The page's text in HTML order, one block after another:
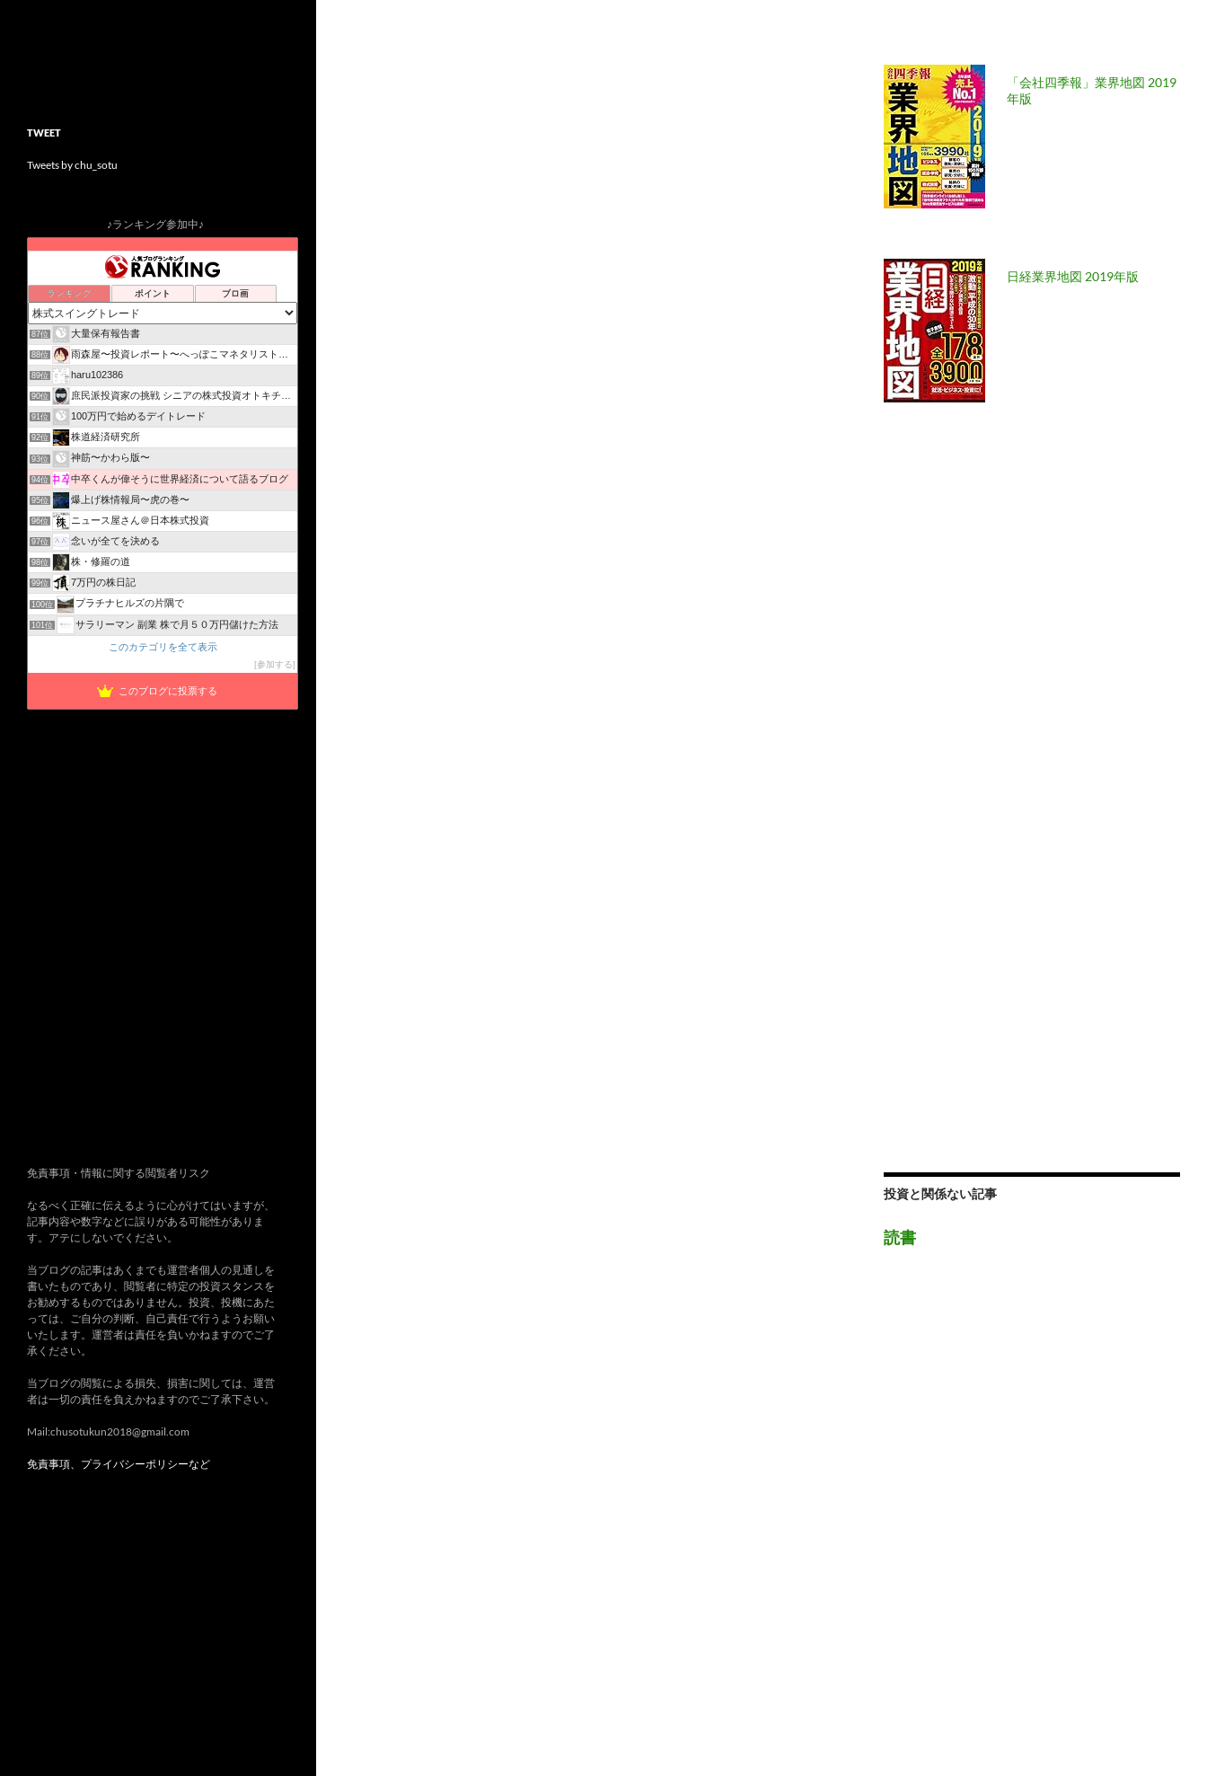
「会社四季報」業界地図 2019
年版
日経業界地図 2019年版
投資と関係ない記事
読書
TWEET
Tweets by chu_sotu
♪ランキング参加中♪
ランキング ポイント ブロ画
87位 大量保有報告書
88位 雨森屋〜投資レポート〜へっぽこマネタリストの投資日記
89位 haru102386
90位 庶民派投資家の挑戦 シニアの株式投資オトキチファイアー
91位 100万円で始めるデイトレード
92位 株道経済研究所
93位 神筋〜かわら版〜
94位 中卒くんが偉そうに世界経済について語るブログ
95位 爆上げ株情報局〜虎の巻〜
96位 ニュース屋さん＠日本株式投資
97位 念いが全てを決める
98位 株・修羅の道
99位 7万円の株日記
100位 プラチナヒルズの片隅で
101位 サラリーマン 副業 株で月５０万円儲けた方法
このカテゴリを全て表示
参加する
このブログに投票する
免責事項・情報に関する閲覧者リスク
なるべく正確に伝えるように心がけてはいますが、
記事内容や数字などに誤りがある可能性がありま
す。アテにしないでください。
当ブログの記事はあくまでも運営者個人の見通しを
書いたものであり、閲覧者に特定の投資スタンスを
お勧めするものではありません。投資、投機にあた
っては、ご自分の判断、自己責任で行うようお願い
いたします。運営者は責任を負いかねますのでご了
承ください。
当ブログの閲覧による損失、損害に関しては、運営
者は一切の責任を負えかねますのでご了承下さい。
Mail:chusotukun2018@gmail.com
免責事項、プライバシーポリシーなど